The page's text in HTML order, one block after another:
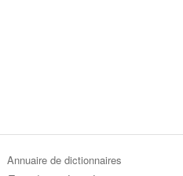
Annuaire de dictionnaires